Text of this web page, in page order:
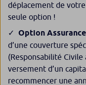
déplacement de
seule option !
Option
d’une couverture
(Responsabilité Civile
versement d’un
recommencer une